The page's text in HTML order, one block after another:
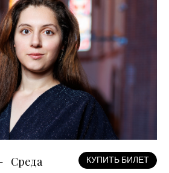
Среда КУПИТЬ БИЛЕТ